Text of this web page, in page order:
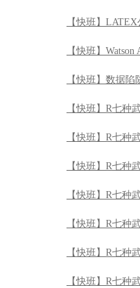
【快班】
【快班】
【快班】数据陷
【快班】R七种
【快班】R七种
【快班】R七种
【快班】R七种
【快班】R七种
【快班】R七种
【快班】R七种